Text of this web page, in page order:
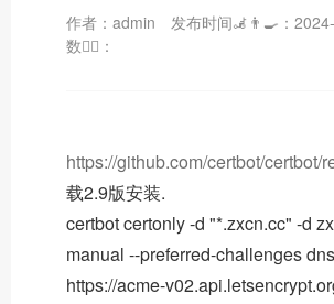
作者：admin 发布时间🦼👨‍🍳：
数🙎‍♀️：
https://github.com/certbot/certbot/
载2.9版安装.
certbot certonly -d "*.zxcn.cc" -d
manual --preferred-challenges
https://acme-